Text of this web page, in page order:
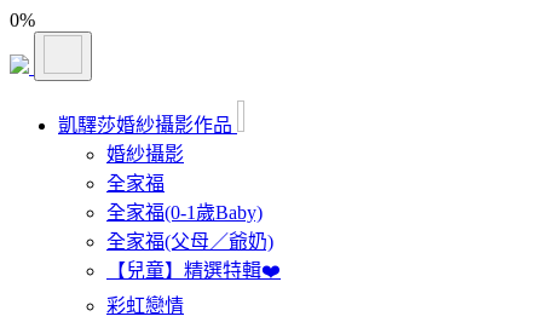
0%
凱驛莎婚紗攝影作品
婚紗攝影
全家福
全家福(0-1歲Baby)
全家福(父母／爺奶)
【兒童】精選特輯❤️
彩虹戀情